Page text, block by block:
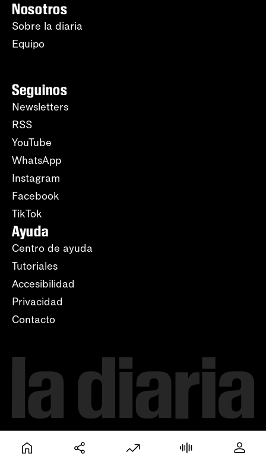
Nosotros
Sobre la diaria
Equipo
Seguinos
Newsletters
RSS
YouTube
WhatsApp
Instagram
Facebook
TikTok
Ayuda
Centro de ayuda
Tutoriales
Accesibilidad
Privacidad
Contacto